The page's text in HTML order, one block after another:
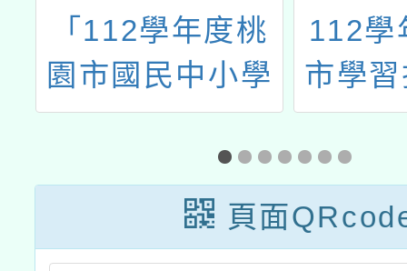
「112學年度桃
園市國民中小學
學生學習扶助整
體行政推動計畫
子計畫十六：國
中小因材網教學
112學
市學
行政
計畫
化評
頁面